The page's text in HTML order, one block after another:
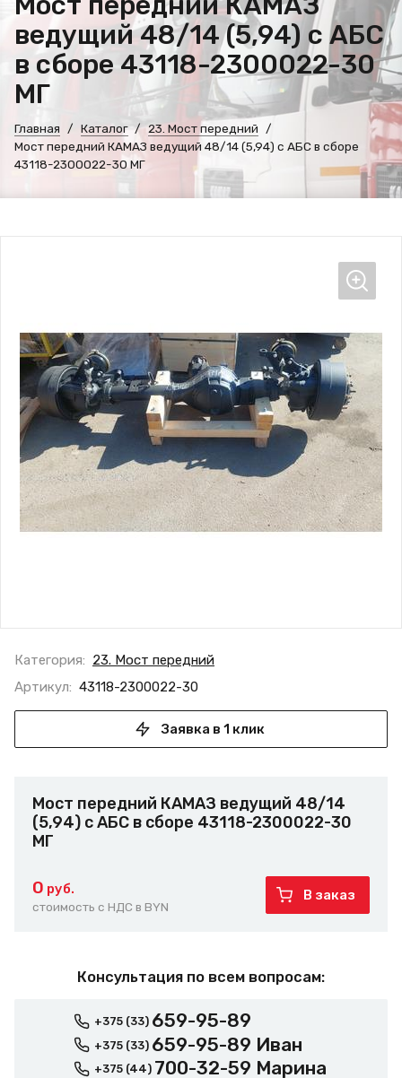
ведущий 48/14 (5,94) с АБС
в сборе 43118-2300022-30
МГ
Главная Каталог
23. Мост передний
Мост передний КАМАЗ ведущий 48/14 (5,94) с АБС в сборе
43118-2300022-30 МГ
Категория: 23. Мост передний
Артикул: 43118-2300022-30
Заявка в 1 клик
Мост передний КАМАЗ ведущий 48/14
(5,94) с АБС в сборе 43118-2300022-30
МГ
0 руб.
стоимость с НДС в BYN
В заказ
Консультация по всем вопросам:
+375 (33) 659-95-89
+375 (33) 659-95-89 Иван
+375 (44) 700-32-59 Марина